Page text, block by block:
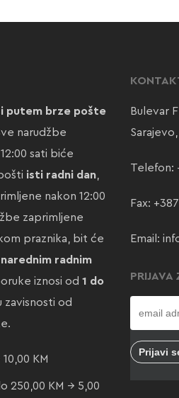
putem brze pošte
narudžbe
sati biće
isti radni dan,
nakon 12:00
zaprimljene
praznika, bit će
radnim
iznosi od 1 do
zavisnosti od
KM
250,00 KM → 5,00
Bulevar
Telefon:
Fax:
Email:
PRIJAVA